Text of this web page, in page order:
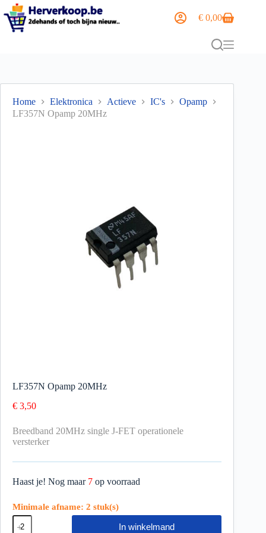
€ 0,00
Home Elektronica Actieve IC's
Opamp
LF357N Opamp 20MHz
LF357N Opamp 20MHz
€ 3,50
Breedband 20MHz single J-FET operationele
versterker
Haast je! Nog maar 7 op voorraad
Minimale afname: 2 stuk(s)
In winkelmand